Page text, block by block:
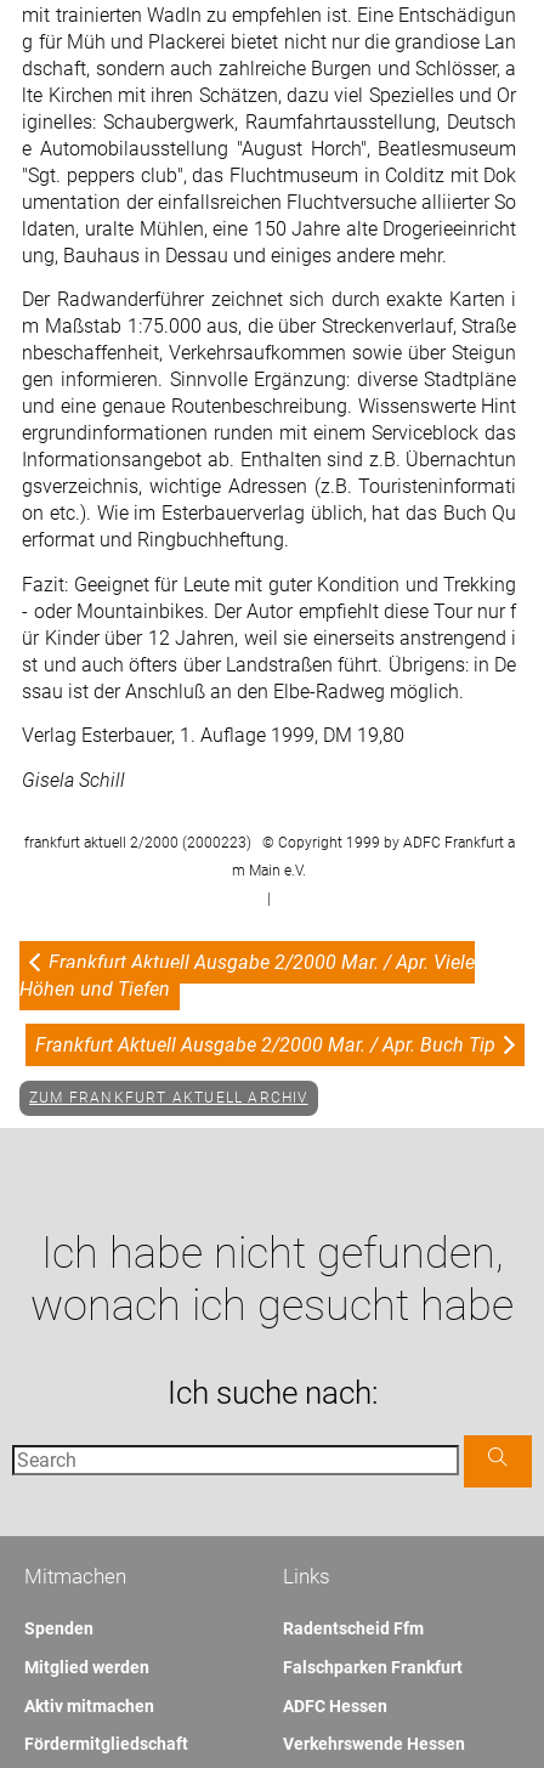
mit trainierten Wadln zu empfehlen ist. Eine Entschädigun
g für Müh und Plackerei bietet nicht nur die grandiose Lan
dschaft, sondern auch zahlreiche Burgen und Schlösser, a
lte Kirchen mit ihren Schätzen, dazu viel Spezielles und Or
iginelles: Schaubergwerk, Raumfahrtausstellung, Deutsch
e Automobilausstellung "August Horch", Beatlesmuseum
"Sgt. peppers club", das Fluchtmuseum in Colditz mit Dok
umentation der einfallsreichen Fluchtversuche alliierter So
ldaten, uralte Mühlen, eine 150 Jahre alte Drogerieeinricht
ung, Bauhaus in Dessau und einiges andere mehr.
Der Radwanderführer zeichnet sich durch exakte Karten i
m Maßstab 1:75.000 aus, die über Streckenverlauf, Straße
nbeschaffenheit, Verkehrsaufkommen sowie über Steigun
gen informieren. Sinnvolle Ergänzung: diverse Stadtpläne
und eine genaue Routenbeschreibung. Wissenswerte Hint
ergrundinformationen runden mit einem Serviceblock das
Informationsangebot ab. Enthalten sind z.B. Übernachtun
gsverzeichnis, wichtige Adressen (z.B. Touristeninformati
on etc.). Wie im Esterbauerverlag üblich, hat das Buch Qu
erformat und Ringbuchheftung.
Fazit: Geeignet für Leute mit guter Kondition und Trekking
- oder Mountainbikes. Der Autor empfiehlt diese Tour nur f
ür Kinder über 12 Jahren, weil sie einerseits anstrengend i
st und auch öfters über Landstraßen führt. Übrigens: in De
ssau ist der Anschluß an den Elbe-Radweg möglich.
Verlag Esterbauer, 1. Auflage 1999, DM 19,80
Gisela Schill
frankfurt aktuell 2/2000 (2000223) © Copyright 1999 by ADFC Frankfurt a
m Main e.V.
Frankfurt Aktuell Ausgabe 2/2000 Mar. / Apr. Viele
Höhen und Tiefen
Frankfurt Aktuell Ausgabe 2/2000 Mar. / Apr. Buch Tip
ZUM FRANKFURT AKTUELL ARCHIV
Ich habe nicht gefunden,
wonach ich gesucht habe
Ich suche nach:
Links
Radentscheid Ffm
Falschparken Frankfurt
ADFC Hessen
Verkehrswende Hessen
Mitmachen
Spenden
Mitglied werden
Aktiv mitmachen
Fördermitgliedschaft